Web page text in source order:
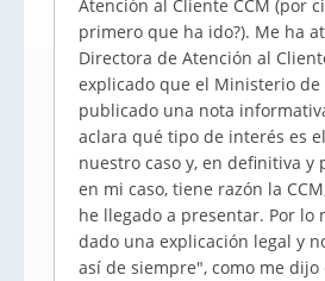
Atención al Cliente CCM (por
primero que ha ido?). Me ha
Directora de Atención al
explicado que el Ministerio de
publicado una nota
aclara qué tipo de interés es
nuestro caso y, en definitiva y
en mi caso, tiene razón la
he llegado a presentar. Por lo
dado una explicación legal y
así de siempre", como me